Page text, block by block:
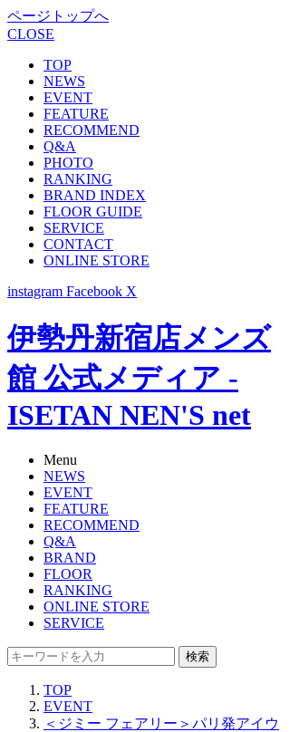
ページトップへ
CLOSE
TOP
NEWS
EVENT
FEATURE
RECOMMEND
Q&A
PHOTO
RANKING
BRAND INDEX
FLOOR GUIDE
SERVICE
CONTACT
ONLINE STORE
instagram Facebook X
伊勢丹新宿店メンズ
館 公式メディア -
ISETAN NEN'S net
Menu
NEWS
EVENT
FEATURE
RECOMMEND
Q&A
BRAND
FLOOR
RANKING
ONLINE STORE
SERVICE
検索
TOP
EVENT
＜ジミー フェアリー＞パリ発アイウ